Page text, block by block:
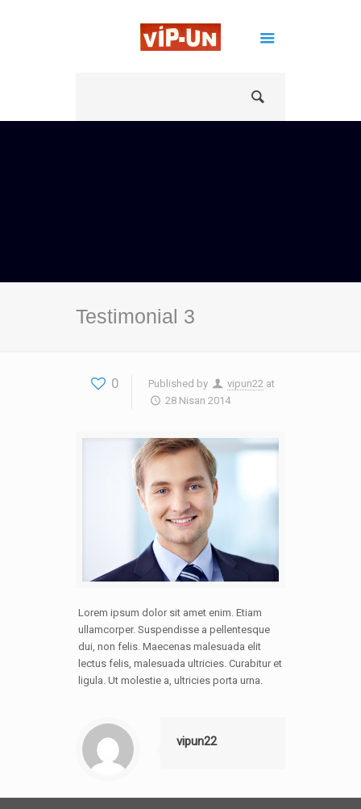
Testimonial 3
0 Published by vipun22 at
28 Nisan 2014
Lorem ipsum dolor sit amet enim. Etiam
ullamcorper. Suspendisse a pellentesque
dui, non felis. Maecenas malesuada elit
lectus felis, malesuada ultricies. Curabitur et
ligula. Ut molestie a, ultricies porta urna.
vipun22